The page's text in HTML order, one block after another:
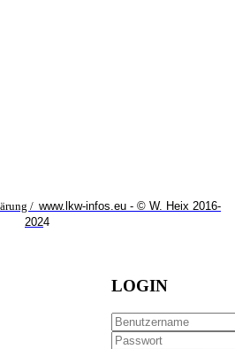
/ www.lkw-infos.eu - © W. Heix 2016-
2024
LOGIN